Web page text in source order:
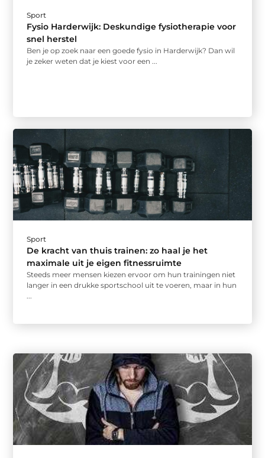
Sport
Fysio Harderwijk: Deskundige fysiotherapie voor
snel herstel
Ben je op zoek naar een goede fysio in Harderwijk? Dan wil
je zeker weten dat je kiest voor een ...
Sport
De kracht van thuis trainen: zo haal je het
maximale uit je eigen fitnessruimte
Steeds meer mensen kiezen ervoor om hun trainingen niet
langer in een drukke sportschool uit te voeren, maar in hun
...